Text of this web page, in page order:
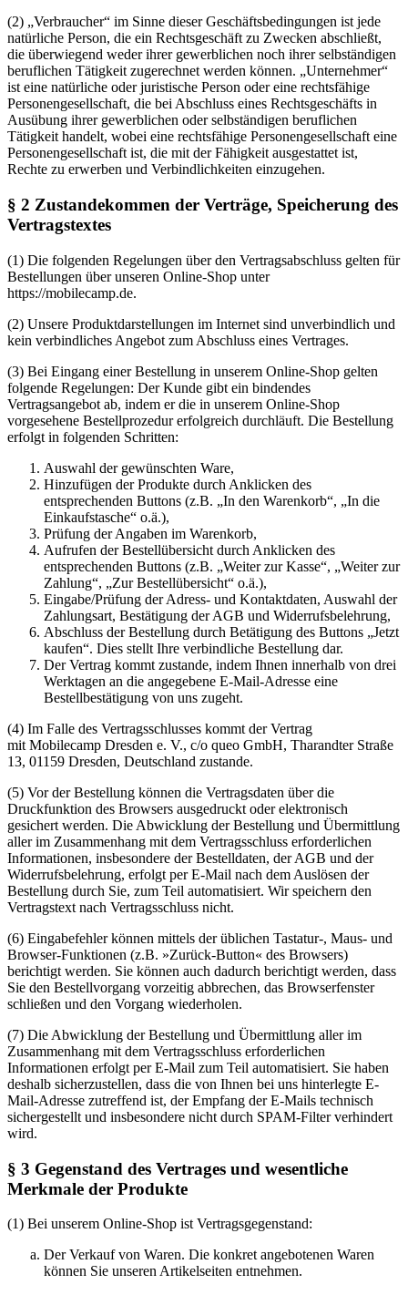
(2) „Verbraucher“ im Sinne dieser Geschäftsbedingungen ist jede
natürliche Person, die ein Rechtsgeschäft zu Zwecken abschließt,
die überwiegend weder ihrer gewerblichen noch ihrer selbständigen
beruflichen Tätigkeit zugerechnet werden können. „Unternehmer“
ist eine natürliche oder juristische Person oder eine rechtsfähige
Personengesellschaft, die bei Abschluss eines Rechtsgeschäfts in
Ausübung ihrer gewerblichen oder selbständigen beruflichen
Tätigkeit handelt, wobei eine rechtsfähige Personengesellschaft eine
Personengesellschaft ist, die mit der Fähigkeit ausgestattet ist,
Rechte zu erwerben und Verbindlichkeiten einzugehen.
§ 2 Zustandekommen der Verträge, Speicherung des
Vertragstextes
(1) Die folgenden Regelungen über den Vertragsabschluss gelten für
Bestellungen über unseren Online-Shop unter
https://mobilecamp.de.
(2) Unsere Produktdarstellungen im Internet sind unverbindlich und
kein verbindliches Angebot zum Abschluss eines Vertrages.
(3) Bei Eingang einer Bestellung in unserem Online-Shop gelten
folgende Regelungen: Der Kunde gibt ein bindendes
Vertragsangebot ab, indem er die in unserem Online-Shop
vorgesehene Bestellprozedur erfolgreich durchläuft. Die Bestellung
erfolgt in folgenden Schritten:
Auswahl der gewünschten Ware,
Hinzufügen der Produkte durch Anklicken des
entsprechenden Buttons (z.B. „In den Warenkorb“, „In die
Einkaufstasche“ o.ä.),
Prüfung der Angaben im Warenkorb,
Aufrufen der Bestellübersicht durch Anklicken des
entsprechenden Buttons (z.B. „Weiter zur Kasse“, „Weiter zur
Zahlung“, „Zur Bestellübersicht“ o.ä.),
Eingabe/Prüfung der Adress- und Kontaktdaten, Auswahl der
Zahlungsart, Bestätigung der AGB und Widerrufsbelehrung,
Abschluss der Bestellung durch Betätigung des Buttons „Jetzt
kaufen“. Dies stellt Ihre verbindliche Bestellung dar.
Der Vertrag kommt zustande, indem Ihnen innerhalb von drei
Werktagen an die angegebene E-Mail-Adresse eine
Bestellbestätigung von uns zugeht.
(4) Im Falle des Vertragsschlusses kommt der Vertrag
mit Mobilecamp Dresden e. V., c/o queo GmbH, Tharandter Straße
13, 01159 Dresden, Deutschland zustande.
(5) Vor der Bestellung können die Vertragsdaten über die
Druckfunktion des Browsers ausgedruckt oder elektronisch
gesichert werden. Die Abwicklung der Bestellung und Übermittlung
aller im Zusammenhang mit dem Vertragsschluss erforderlichen
Informationen, insbesondere der Bestelldaten, der AGB und der
Widerrufsbelehrung, erfolgt per E-Mail nach dem Auslösen der
Bestellung durch Sie, zum Teil automatisiert. Wir speichern den
Vertragstext nach Vertragsschluss nicht.
(6) Eingabefehler können mittels der üblichen Tastatur-, Maus- und
Browser-Funktionen (z.B. »Zurück-Button« des Browsers)
berichtigt werden. Sie können auch dadurch berichtigt werden, dass
Sie den Bestellvorgang vorzeitig abbrechen, das Browserfenster
schließen und den Vorgang wiederholen.
(7) Die Abwicklung der Bestellung und Übermittlung aller im
Zusammenhang mit dem Vertragsschluss erforderlichen
Informationen erfolgt per E-Mail zum Teil automatisiert. Sie haben
deshalb sicherzustellen, dass die von Ihnen bei uns hinterlegte E-
Mail-Adresse zutreffend ist, der Empfang der E-Mails technisch
sichergestellt und insbesondere nicht durch SPAM-Filter verhindert
wird.
§ 3 Gegenstand des Vertrages und wesentliche
Merkmale der Produkte
(1) Bei unserem Online-Shop ist Vertragsgegenstand:
Der Verkauf von Waren. Die konkret angebotenen Waren
können Sie unseren Artikelseiten entnehmen.